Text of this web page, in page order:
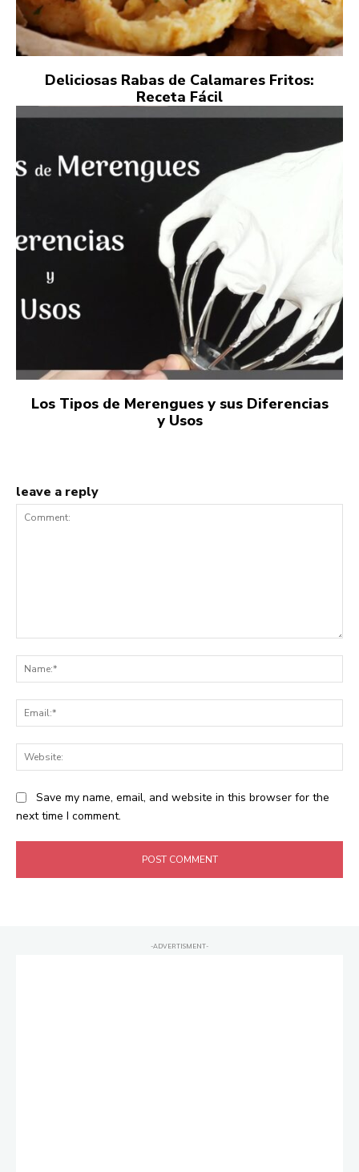
Deliciosas Rabas de Calamares Fritos:
Receta Fácil
Los Tipos de Merengues y sus Diferencias
y Usos
leave a reply
Save my name, email, and website in this browser for the
next time I comment.